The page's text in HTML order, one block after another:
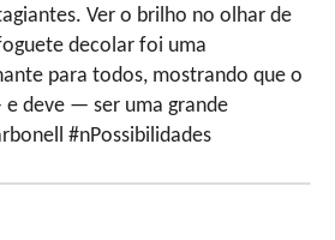
Ver o brilho no olhar de
decolar foi uma
para todos, mostrando que o
deve — ser uma grande
#nPossibilidades